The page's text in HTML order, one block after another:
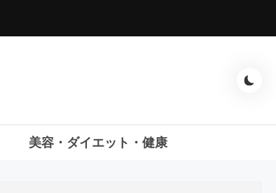
美容・ダイエット・健康